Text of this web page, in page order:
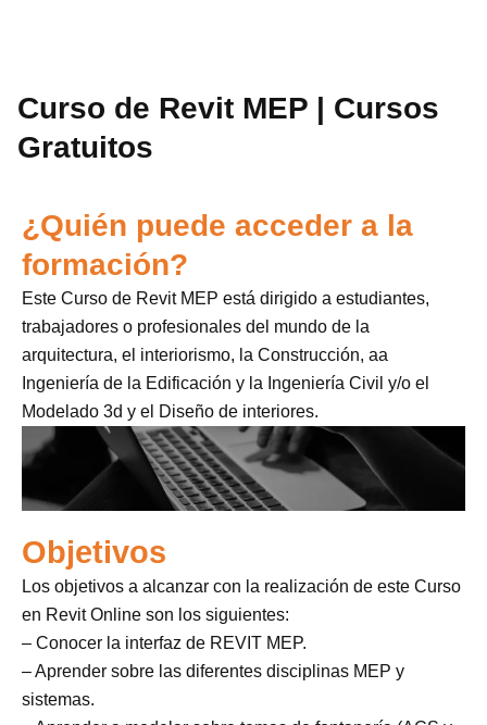
Curso de Revit MEP | Cursos
Gratuitos
¿Quién puede acceder a la
formación?
Este Curso de Revit MEP está dirigido a estudiantes,
trabajadores o profesionales del mundo de la
arquitectura, el interiorismo, la Construcción, aa
Ingeniería de la Edificación y la Ingeniería Civil y/o el
Modelado 3d y el Diseño de interiores.
Objetivos
Los objetivos a alcanzar con la realización de este Curso
en Revit Online son los siguientes:
– Conocer la interfaz de REVIT MEP.
– Aprender sobre las diferentes disciplinas MEP y
sistemas.